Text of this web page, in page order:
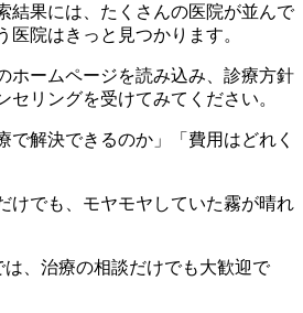
結果には、たくさんの医院が並んで
医院はきっと見つかります。
ホームページを読み込み、診療方針
セリングを受けてみてください。
で解決できるのか」「費用はどれく
けでも、モヤモヤしていた霧が晴れ
は、治療の相談だけでも大歓迎で